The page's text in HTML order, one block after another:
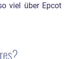
viel über Epcot